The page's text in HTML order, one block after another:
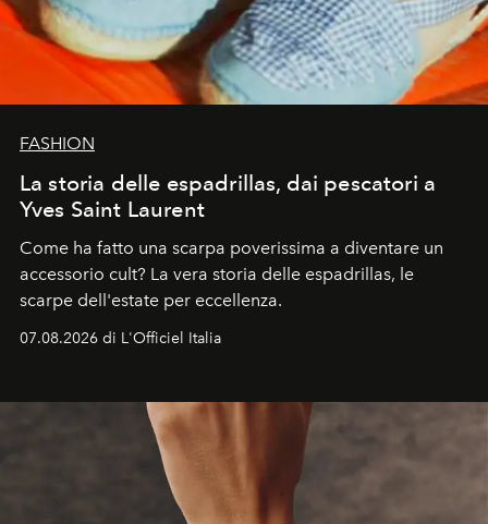
FASHION
La storia delle espadrillas, dai pescatori a
Yves Saint Laurent
Come ha fatto una scarpa poverissima a diventare un
accessorio cult? La vera storia delle espadrillas, le
scarpe dell'estate per eccellenza.
07.08.2026 di L'Officiel Italia